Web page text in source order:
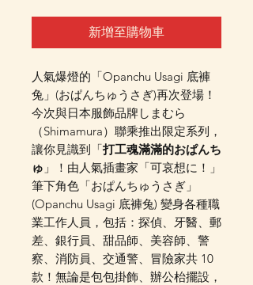
新增至購物車
人氣爆燈的「Opanchu Usagi 底褲
兔」(おぱんちゅうさぎ)再次登場！
今次與日本服飾品牌しまむら
（Shimamura）聯乘推出限定系列，
讓你見識到「打工魂滿滿的おぱんち
ゅ 」！由人氣插畫家「可哀想に！」
筆下角色「おぱんちゅうさぎ」
(Opanchu Usagi 底褲兔) 變身各種職
業工作人員，包括：探偵、牙醫、郵
差、銀行員、甜品師、美容師、警
察、消防員、交通警、冒險家共 10
款！無論是包包掛飾、辦公枱擺設，